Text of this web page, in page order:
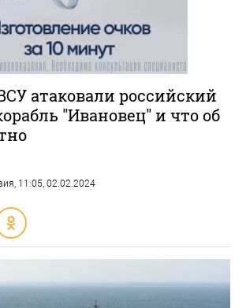
атаковали российский
"Ивановец" и что об
, 11:05, 02.02.2024